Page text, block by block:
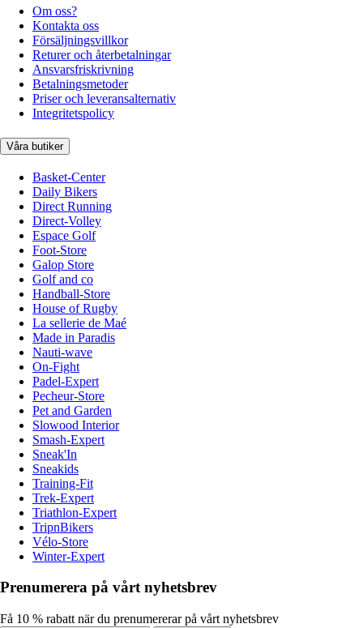
Om oss?
Kontakta oss
Försäljningsvillkor
Returer och återbetalningar
Ansvarsfriskrivning
Betalningsmetoder
Priser och leveransalternativ
Integritetspolicy
Våra butiker
Basket-Center
Daily Bikers
Direct Running
Direct-Volley
Espace Golf
Foot-Store
Galop Store
Golf and co
Handball-Store
House of Rugby
La sellerie de Maé
Made in Paradis
Nauti-wave
On-Fight
Padel-Expert
Pecheur-Store
Pet and Garden
Slowood Interior
Smash-Expert
Sneak'In
Sneakids
Training-Fit
Trek-Expert
Triathlon-Expert
TripnBikers
Vélo-Store
Winter-Expert
Prenumerera på vårt nyhetsbrev
Få 10 % rabatt när du prenumererar på vårt nyhetsbrev